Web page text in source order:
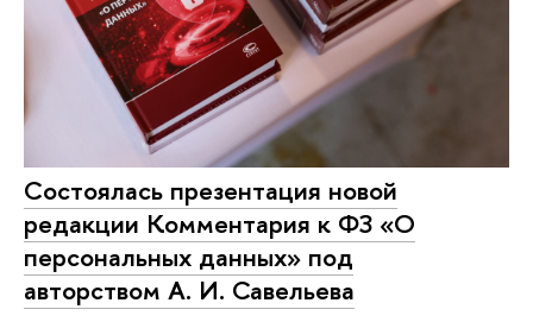
Состоялась презентация новой
редакции Комментария к ФЗ «О
персональных данных» под
авторством А. И. Савельева